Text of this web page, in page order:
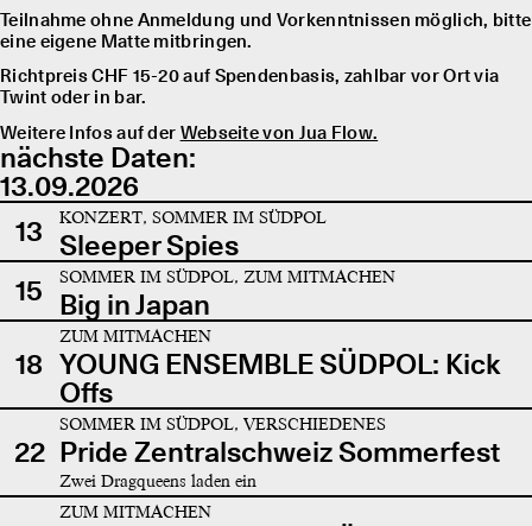
Teilnahme ohne Anmeldung und Vorkenntnissen möglich, bitte
eine eigene Matte mitbringen.
Richtpreis CHF 15-20 auf Spendenbasis, zahlbar vor Ort via
Twint oder in bar.
Weitere Infos auf der Webseite von Jua Flow.
nächste Daten:
13.09.2026
13
KONZERT, SOMMER IM SÜDPOL
Sleeper Spies
15
SOMMER IM SÜDPOL, ZUM MITMACHEN
Big in Japan
18
ZUM MITMACHEN
YOUNG ENSEMBLE SÜDPOL: Kick
Offs
22
SOMMER IM SÜDPOL, VERSCHIEDENES
Pride Zentralschweiz Sommerfest
Zwei Dragqueens laden ein
ZUM MITMACHEN